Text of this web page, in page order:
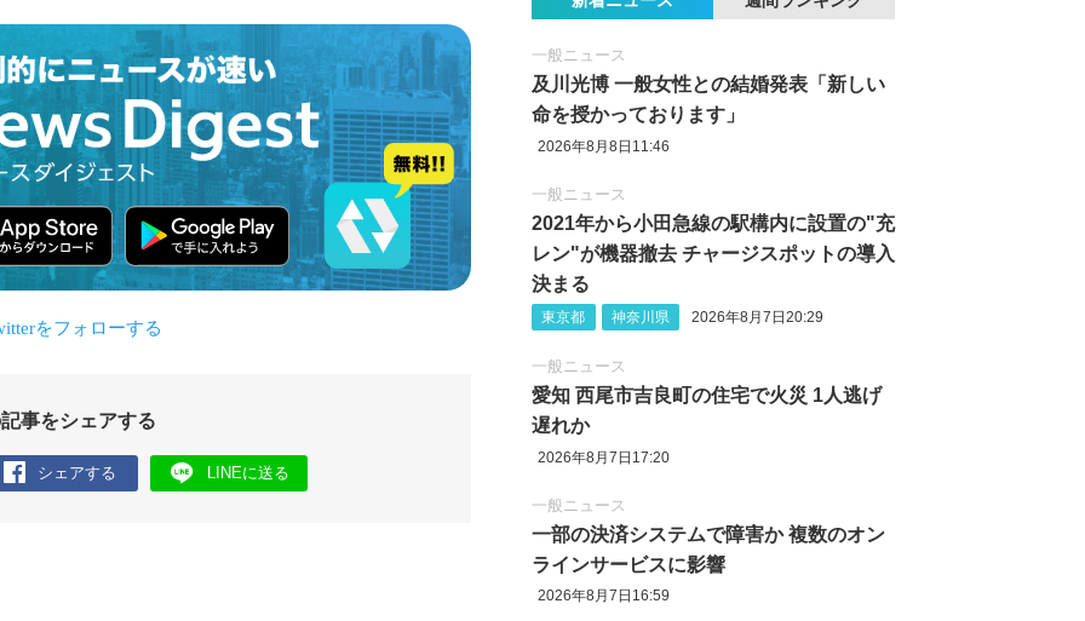
事をシェアする
シェアする LINEに送る
一般ニュース
及川光博 一般女性との結婚発表「新しい
命を授かっております」
2026年8月8日11:46
一般ニュース
2021年から小田急線の駅構内に設置の"充
レン"が機器撤去 チャージスポットの導入
決まる
東京都 神奈川県 2026年8月7日20:29
一般ニュース
愛知 西尾市吉良町の住宅で火災 1人逃げ
遅れか
2026年8月7日17:20
一般ニュース
一部の決済システムで障害か 複数のオン
ラインサービスに影響
2026年8月7日16:59